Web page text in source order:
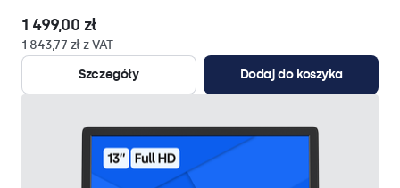
1 499,00 zł
1 843,77 zł z VAT
Szczegóły
Dodaj do koszyka